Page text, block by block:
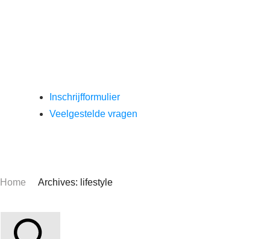
Inschrijfformulier
Veelgestelde vragen
Home Archives: lifestyle